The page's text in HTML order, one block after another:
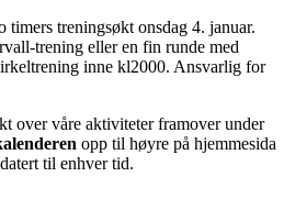
timers treningsøkt onsdag 4. januar.
trening eller en fin runde med
inne kl2000. Ansvarlig for
over våre aktiviteter framover under
opp til høyre på hjemmesida
til enhver tid.